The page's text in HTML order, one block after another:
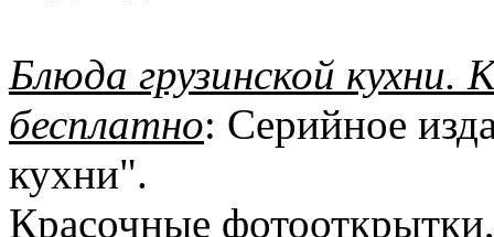
Блюда грузинской
бесплатно: Серийное
кухни".
Красочные